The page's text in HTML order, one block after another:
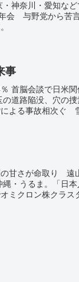
・神奈川・愛知な
会 与野党から苦
事
首脳会談で日米関
の道路陥没、穴の
よる事故相次ぐ
甘さが命取り 遠
・うるま。「日
オミクロン株クラ